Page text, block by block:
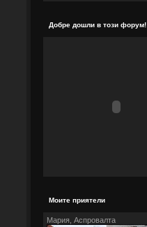
Добре дошли в този форум!
Моите приятели
Мария, Аспровалта